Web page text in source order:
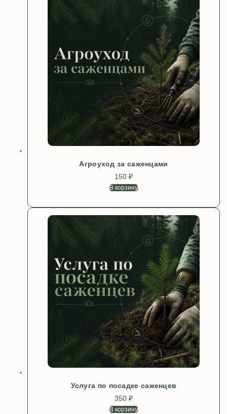
Агроуход за саженцами
150 ₽
В корзину
Услуга по посадке саженцев
350 ₽
В корзину